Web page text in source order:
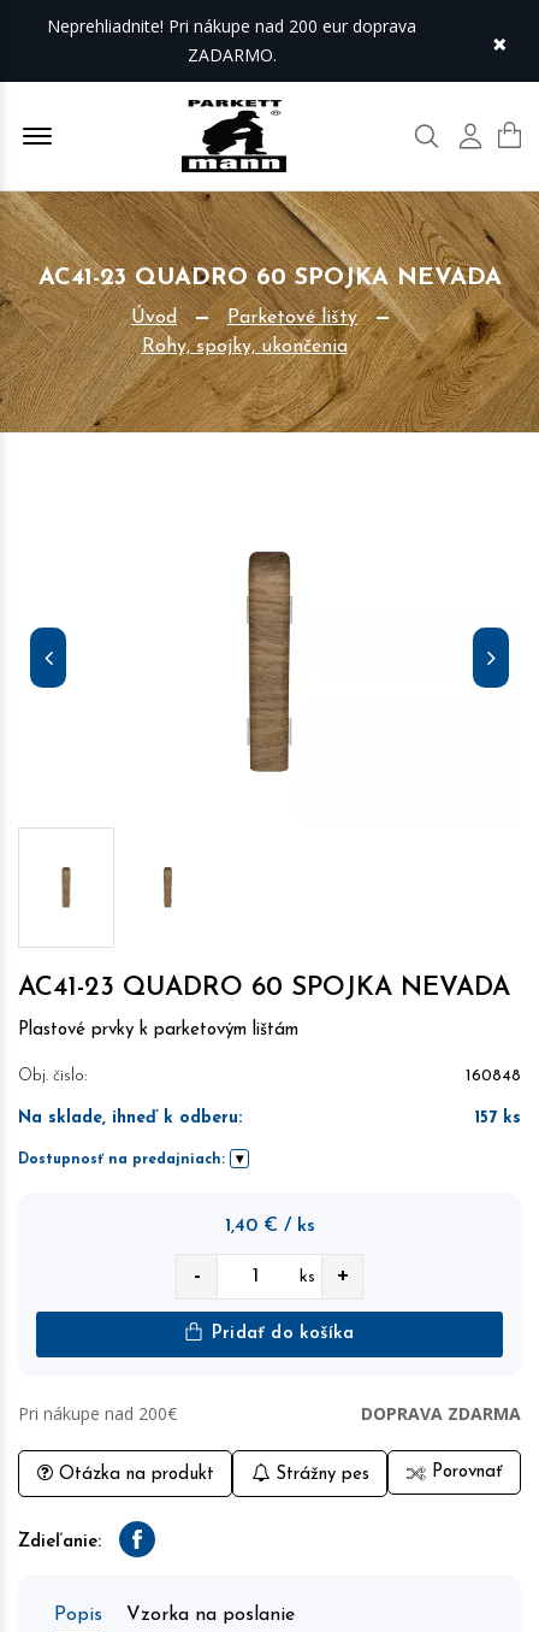
Neprehliadnite! Pri nákupe nad 200 eur doprava
ZADARMO.
×
Offcanvas Menu Open Hľadať Môj
AC41-23 QUADRO 60 SPOJKA NEVADA
Úvod
Parketové lišty
Rohy, spojky, ukončenia
AC41-23 QUADRO 60 SPOJKA NEVADA
Plastové prvky k parketovým lištám
Obj. čislo: 160848
Na sklade, ihneď k odberu: 157ks
Dostupnosť na predajniach:
1,40 € / ks
- ks +
Pridať do košíka
Pri nákupe nad 200€ DOPRAVA ZDARMA
Otázka na produkt Strážny pes Porovnať
Zdieľanie: Facebook
Popis Vzorka na poslanie